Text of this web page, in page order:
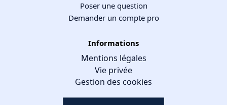
Poser une question
Demander un compte pro
Informations
Mentions légales
Vie privée
Gestion des cookies